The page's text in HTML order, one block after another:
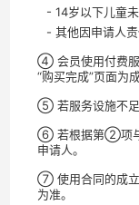
- 14岁以下儿童
- 其他因申请人
④ 会员使用付费服
“购买完成”页面为
⑤ 若服务设施不足
⑥ 若根据第②项与
申请人。
⑦ 使用合同的成立
为准。